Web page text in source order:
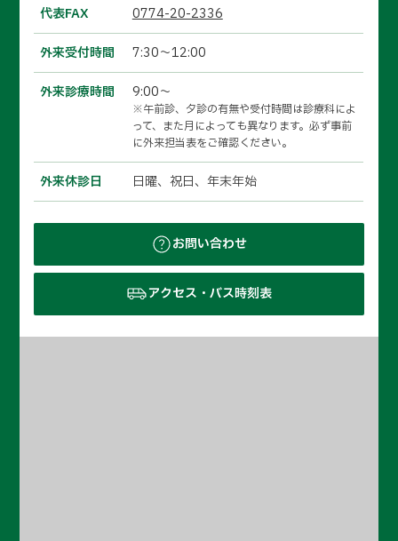
代表FAX 0774-20-2336
外来受付時間 7:30～12:00
外来診療時間 9:00～
※午前診、夕診の有無や受付時間は診療科によ
って、また月によっても異なります。必ず事前
に外来担当表をご確認ください。
外来休診日 日曜、祝日、年末年始
お問い合わせ
アクセス・バス時刻表